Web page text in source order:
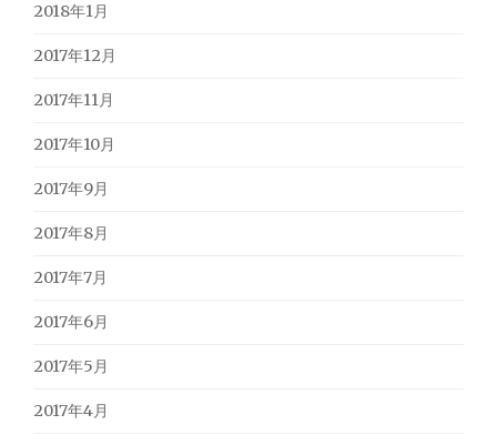
2018年1月
2017年12月
2017年11月
2017年10月
2017年9月
2017年8月
2017年7月
2017年6月
2017年5月
2017年4月